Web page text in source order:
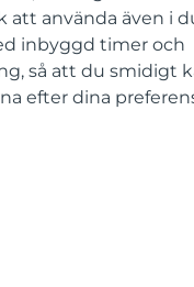
att använda även i
inbyggd timer och
så att du smidigt
efter dina